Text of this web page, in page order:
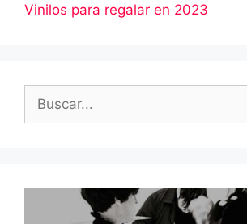
Vinilos para regalar en 2023